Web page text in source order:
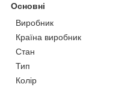
Основні
Виробник
Країна виробник
Стан
Тип
Колір